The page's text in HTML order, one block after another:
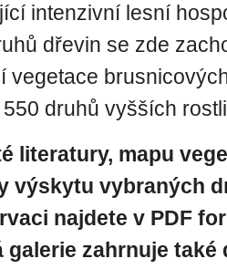
intenzivní lesní
dřevin se zde
vegetace
druhů vyšších
literatury, mapu
výskytu vybraných
najdete v PDF
galerie zahrnuje také